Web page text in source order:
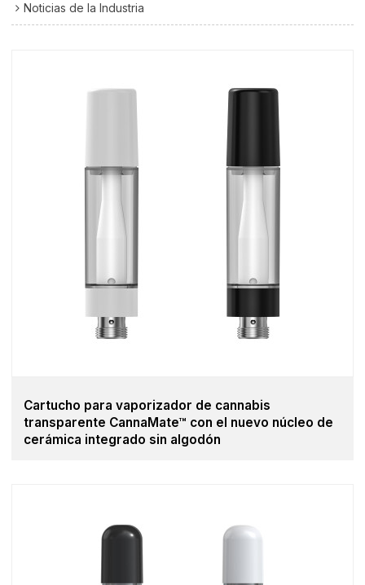
Noticias de la Industria
Cartucho para vaporizador de cannabis
transparente CannaMate™ con el nuevo núcleo de
cerámica integrado sin algodón